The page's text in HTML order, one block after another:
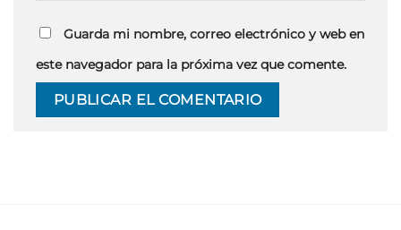
Guarda mi nombre, correo electrónico y web en
este navegador para la próxima vez que comente.